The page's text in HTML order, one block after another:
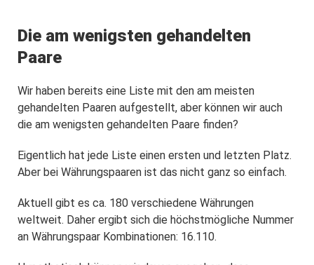
Die am wenigsten gehandelten
Paare
Wir haben bereits eine Liste mit den am meisten
gehandelten Paaren aufgestellt, aber können wir auch
die am wenigsten gehandelten Paare finden?
Eigentlich hat jede Liste einen ersten und letzten Platz.
Aber bei Währungspaaren ist das nicht ganz so einfach.
Aktuell gibt es ca. 180 verschiedene Währungen
weltweit. Daher ergibt sich die höchstmögliche Nummer
an Währungspaar Kombinationen: 16.110.